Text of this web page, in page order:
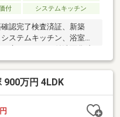
付 システムキッチン
認完了検査済証、新築
ステムキッチン、浴室乾
室１坪以上、２階建、オ
室に窓、ウッドデッキ、
900万円 4LDK